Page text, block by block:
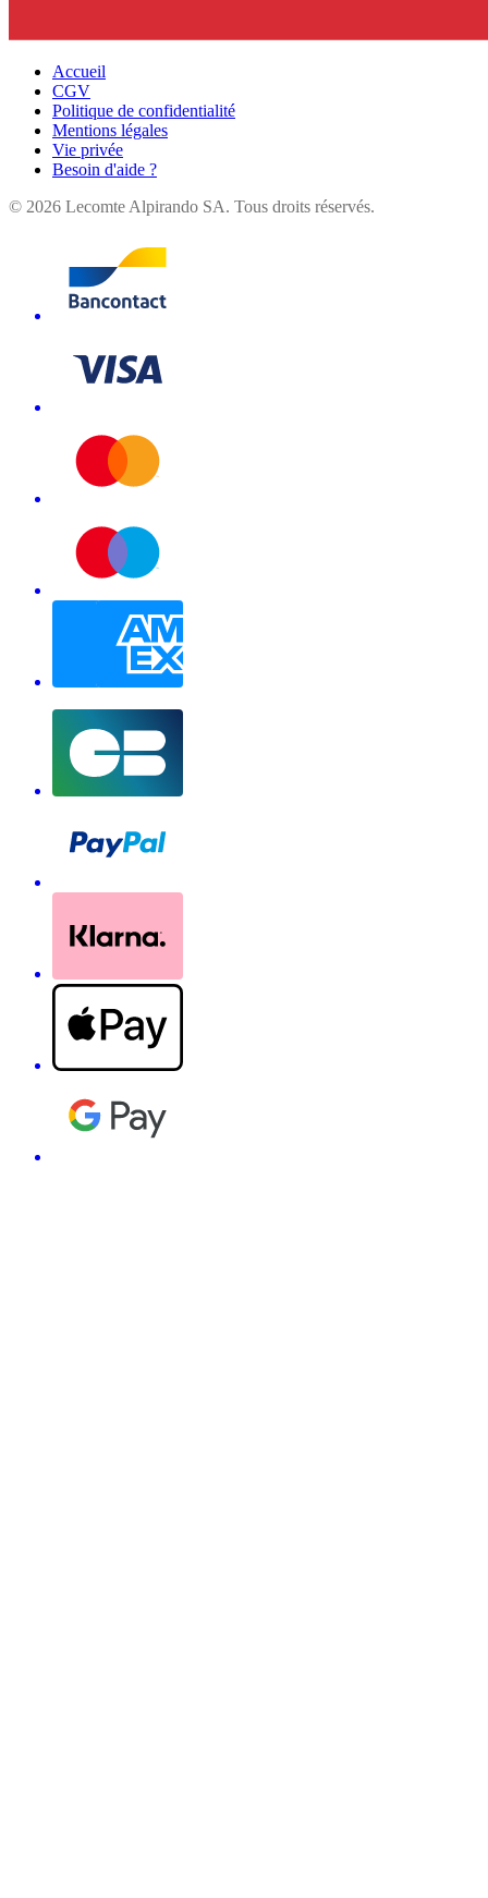
Accueil
CGV
Politique de confidentialité
Mentions légales
Vie privée
Besoin d'aide ?
© 2026 Lecomte Alpirando SA. Tous droits réservés.